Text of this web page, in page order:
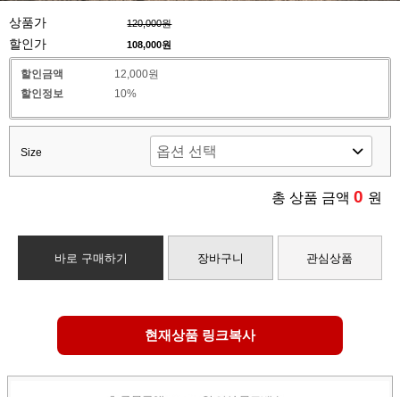
상품가 120,000원
할인가 108,000원
할인금액
12,000원
할인정보
10%
Size
총 상품 금액 0 원
바로 구매하기 장바구니 관심상품
현재상품 링크복사